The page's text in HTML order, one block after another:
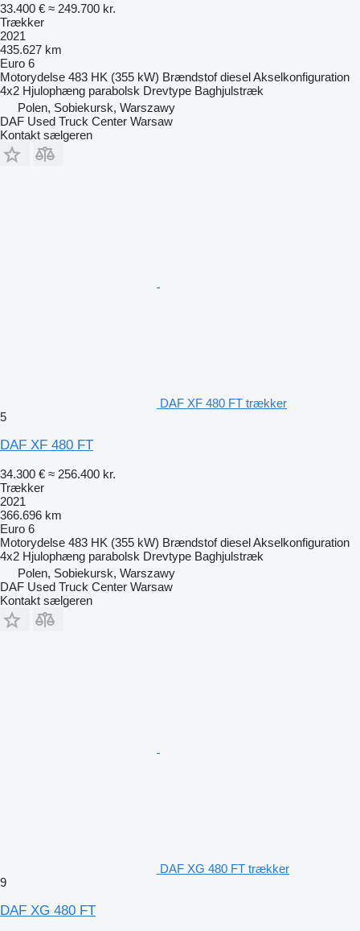
33.400 € ≈ 249.700 kr.
Trækker
2021
435.627 km
Euro 6
Motorydelse 483 HK (355 kW) Brændstof dieselAkselkonfiguration
4x2 Hjulophæng parabolsk Drevtype Baghjulstræk
Polen, Sobiekursk, Warszawy
DAF Used Truck Center Warsaw
Kontakt sælgeren
DAF XF 480 FT trækker
5
DAF XF 480 FT
34.300 € ≈ 256.400 kr.
Trækker
2021
366.696 km
Euro 6
Motorydelse 483 HK (355 kW) Brændstof dieselAkselkonfiguration
4x2 Hjulophæng parabolsk Drevtype Baghjulstræk
Polen, Sobiekursk, Warszawy
DAF Used Truck Center Warsaw
Kontakt sælgeren
DAF XG 480 FT trækker
9
DAF XG 480 FT